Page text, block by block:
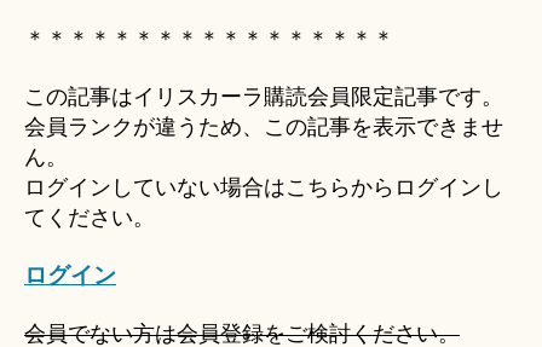
ki
＊
＊＊＊＊＊＊＊＊＊＊＊＊＊＊＊＊＊
この記事はイリスカーラ購読会員限定記事です。
会員ランクが違うため、この記事を表示できませ
ん。
ログインしていない場合はこちらからログインし
てください。
ログイン
会員でない方は会員登録をご検討ください。